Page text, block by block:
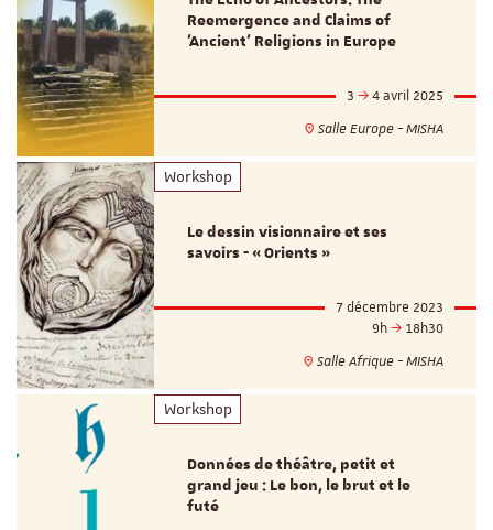
Reemergence and Claims of
'Ancient' Religions in Europe
3
4 avril 2025
Salle Europe - MISHA
Workshop
Le dessin visionnaire et ses
savoirs - « Orients »
7 décembre 2023
9h
18h30
Salle Afrique - MISHA
Workshop
Données de théâtre, petit et
grand jeu : Le bon, le brut et le
futé